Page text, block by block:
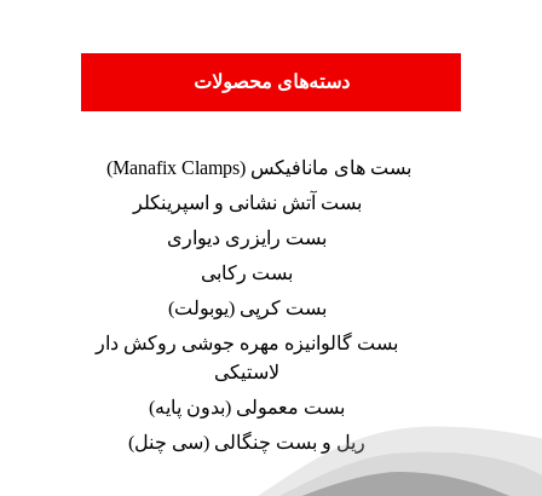
دسته‌های محصولات
بست های مانافیکس (Manafix Clamps)
بست آتش نشانی و اسپرینکلر
بست رایزری دیواری
بست رکابی
بست کرپی (یوبولت)
بست گالوانیزه مهره جوشی روکش دار
لاستیکی
بست معمولی (بدون پایه)
ریل و بست چنگالی (سی چنل)